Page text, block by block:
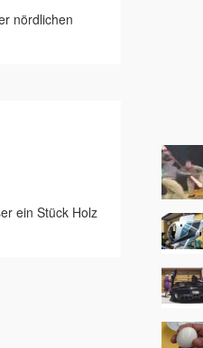
nördlichen
ein Stück Holz